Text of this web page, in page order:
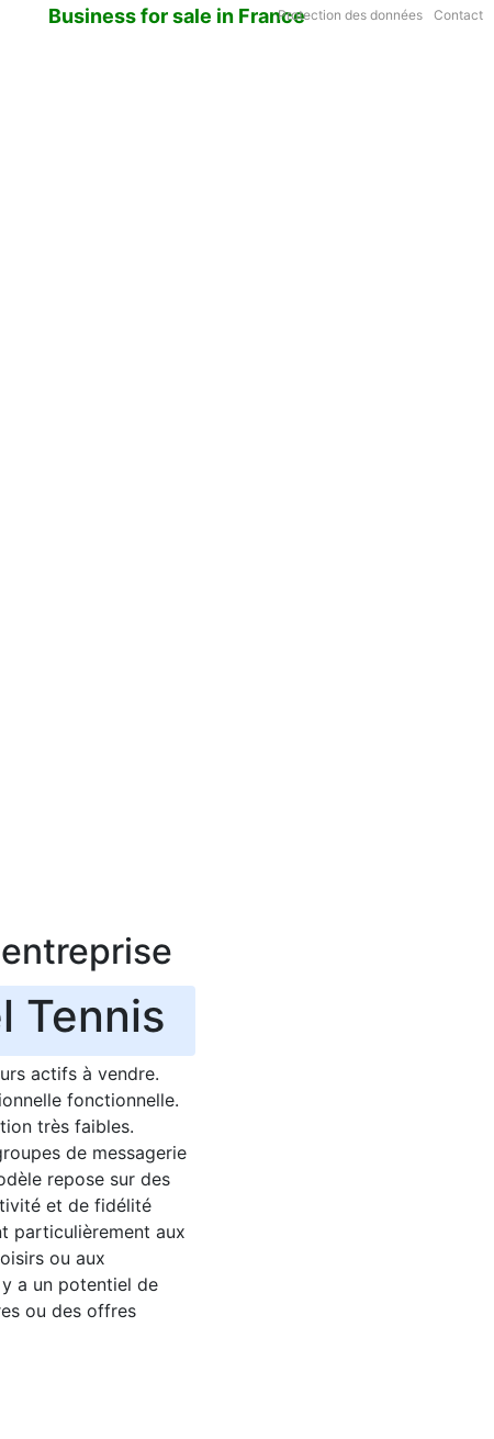
Business for sale in FranceProtection des données Contact
Tennis
actifs à vendre.
fonctionnelle.
très faibles.
de messagerie
repose sur des
et de fidélité
particulièrement aux
ou aux
a un potentiel de
ou des offres